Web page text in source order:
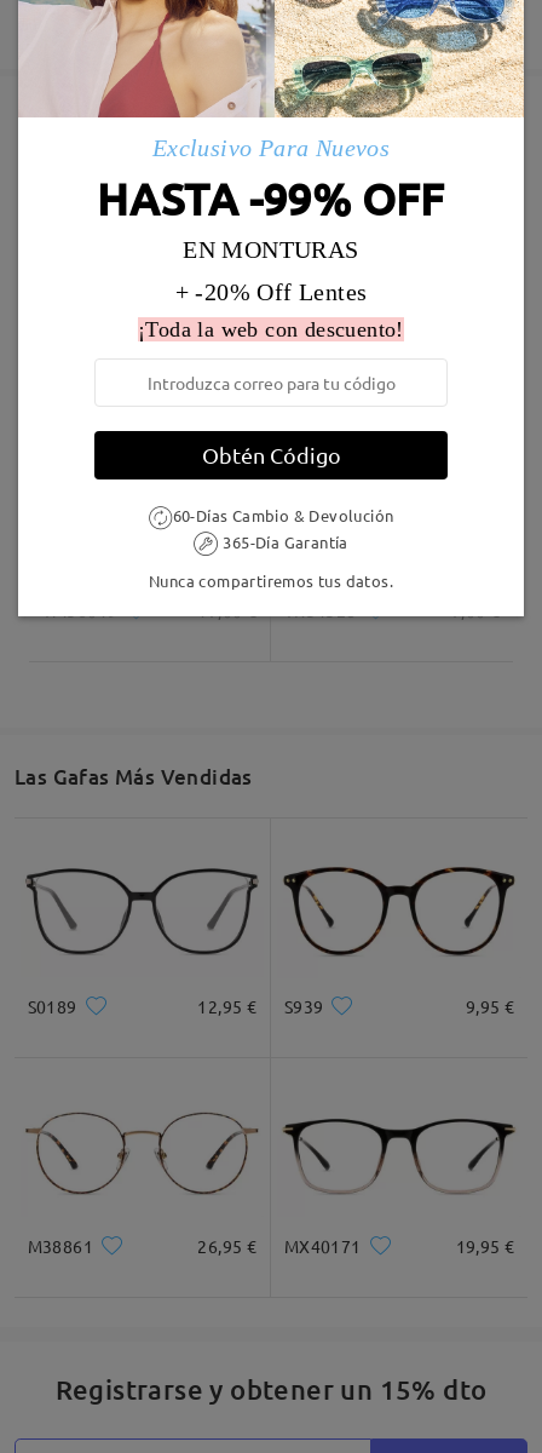
Fabricación
5-7 días laborales
detalles
Enviado
5-7 días laborales
detalles
Garantía de 365 días
Descubrir Más
Marcos Similares
9,95 € Judy123
Las Gafas Más Vendidas
S0189 12,95 € S939 9,95 €
M38861 26,95 € MX40171 19,95 €
Registrarse y obtener un 15% dto
Exclusivo Para Nuevos
HASTA -99% OFF
EN MONTURAS
+ -20% Off Lentes
¡Toda la web con descuento!
Obtén Código
60-Días Cambio & Devolución
365-Día Garantía
Nunca compartiremos tus datos.